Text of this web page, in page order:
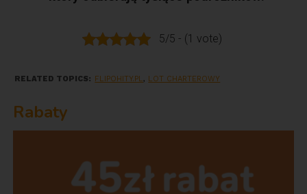
5/5 - (1 vote)
RELATED TOPICS: FLIPOHITY.PL, LOT CHARTEROWY
Rabaty